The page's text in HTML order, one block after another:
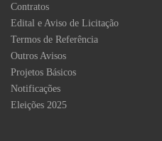
Contratos
Edital e Aviso de Licitação
Termos de Referência
Outros Avisos
Projetos Básicos
Notificações
Eleições 2025